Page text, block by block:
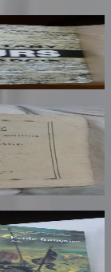
et
des
du Musée